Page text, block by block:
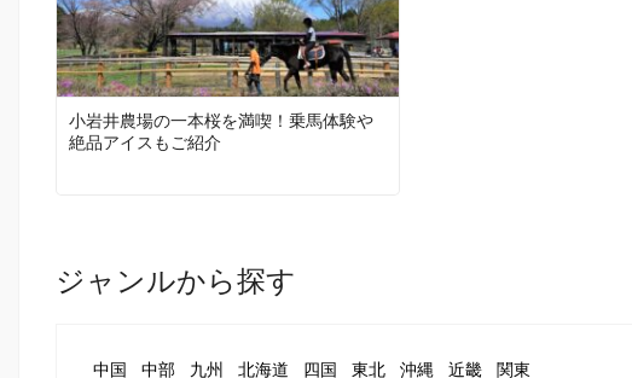
小岩井農場の一本桜を満喫！乗馬体験や
絶品アイスもご紹介
ジャンルから探す
中国 中部 九州 北海道 四国 東北 沖縄 近畿 関東